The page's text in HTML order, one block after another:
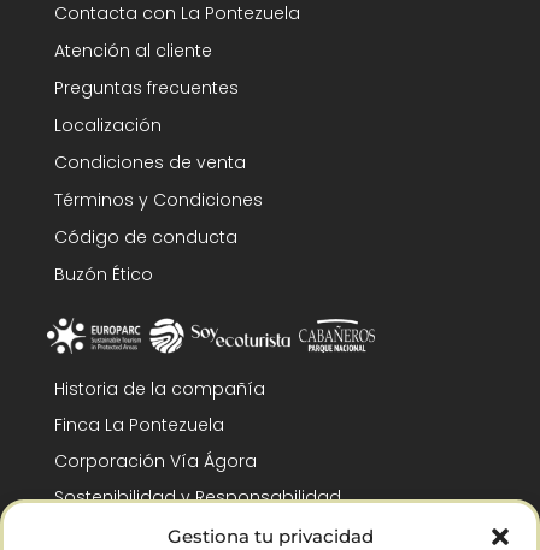
Gestiona tu privacidad
Contacta con La Pontezuela
Atención al cliente
Preguntas frecuentes
Localización
Condiciones de venta
Términos y Condiciones
Código de conducta
Buzón Ético
Historia de la compañía
Finca La Pontezuela
Corporación Vía Ágora
Sostenibilidad y Responsabilidad
RSC y Fundación Gómez-Pintado